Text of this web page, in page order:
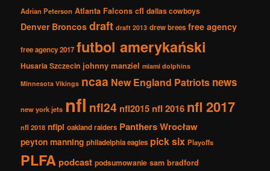
Adrian Peterson Atlanta Falcons cfl dallas cowboys
Denver Broncos draft draft 2013 drew brees free agency
free agency 2017 futbol amerykański
Husaria Szczecin johnny manziel miami dolphins
Minnesota Vikings ncaa New England Patriots news
new york jets nfl nfl24 nfl2015 nfl 2016 nfl 2017
nfl 2018 nflpl oakland raiders Panthers Wrocław
peyton manning philadelphia eagles pick six Playoffs
PLFA podcast podsumowanie sam bradford